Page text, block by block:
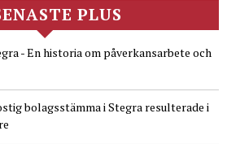
PLUS
- En historia om påverkansarbete och
bolagsstämma i Stegra resulterade i